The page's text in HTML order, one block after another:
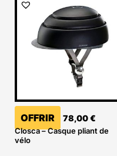
OFFRIR 78,00€
Closca – Casque pliant de
vélo